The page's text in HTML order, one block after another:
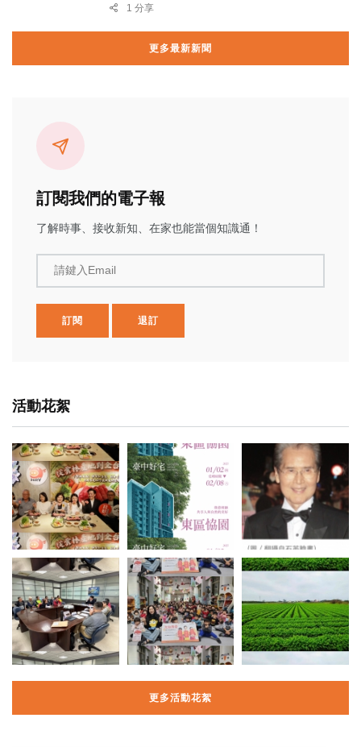
1 分享
更多最新新聞
訂閱我們的電子報
了解時事、接收新知、在家也能當個知識通！
請鍵入Email
訂閱 退訂
活動花絮
更多活動花絮